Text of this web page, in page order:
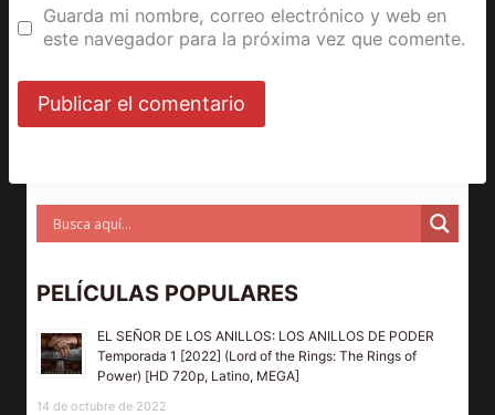
Guarda mi nombre, correo electrónico y web en
este navegador para la próxima vez que comente.
PELÍCULAS POPULARES
EL SEÑOR DE LOS ANILLOS: LOS ANILLOS DE PODER
Temporada 1 [2022] (Lord of the Rings: The Rings of
Power) [HD 720p, Latino, MEGA]
14 de octubre de 2022